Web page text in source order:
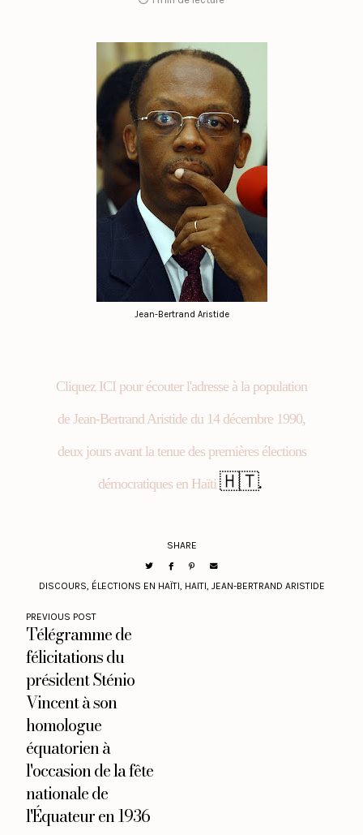
Jean-Bertrand Aristide
Cliquez ICI pour écouter l'adresse à la population
de Jean-Bertrand Aristide du 14 décembre 1990,
deux jours avant la tenue des premières élections
démocratiques en Haïti 🇭🇹.
SHARE
DISCOURS, ÉLECTIONS EN HAÏTI, HAITI, JEAN-BERTRAND ARISTIDE
PREVIOUS POST
Télégramme de
félicitations du
président Sténio
Vincent à son
homologue
équatorien à
l'occasion de la fête
nationale de
l'Équateur en 1936